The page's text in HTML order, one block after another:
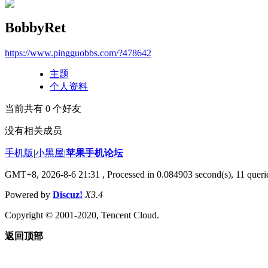
BobbyRet
https://www.pingguobbs.com/?478642
主题
个人资料
当前共有 0 个好友
没有相关成员
手机版|小黑屋|苹果手机论坛
GMT+8, 2026-8-6 21:31 , Processed in 0.084903 second(s), 11
Powered by Discuz! X3.4
Copyright © 2001-2020, Tencent Cloud.
返回顶部